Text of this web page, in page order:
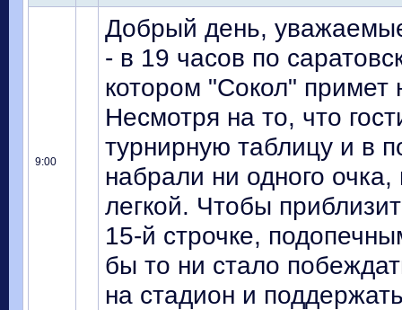
9:00
Добрый день,
- в 19 часов по
котором "Сокол"
Несмотря на то, что
турнирную таблицу и в
набрали ни одного
легкой. Чтобы
15-й строчке,
бы то ни стало
на стадион и